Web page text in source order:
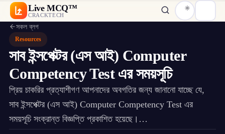
Live MCQ™
CRACKTECH
সকল ব্লগ
Resources
সাব ইন্সপেক্টর (এস আই) Computer
Competency Test এর সময়সূচি
প্রিয় চাকরির প্রত্যাশীগণ আপনাদের অবগতির জন্য জানানো যাচ্ছে যে,
সাব ইন্সপেক্টর (এস আই) Computer Competency Test এর
সময়সূচি সংক্রান্ত বিজ্ঞপ্তি প্রকাশিত হয়েছে।…